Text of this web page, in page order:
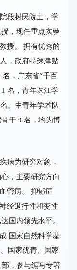
段树民院士，学
，现任重点实验
授。 拥有优秀的
，政府特殊津贴
名，广东省“千百
名，青年珠江学
。中青年学术队
干 9 名，均为博
病为研究对象，
，主要研究方向
管病、 抑郁症
经退行性和变性
国内领先水平。
国家自然科学基
国家优青、国家
，参与编写专著